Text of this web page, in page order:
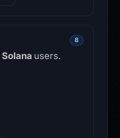
8
Solana users.